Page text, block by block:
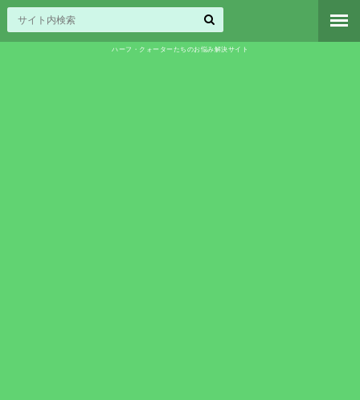
ハーフ・クォーターたちのお悩み解決サイト